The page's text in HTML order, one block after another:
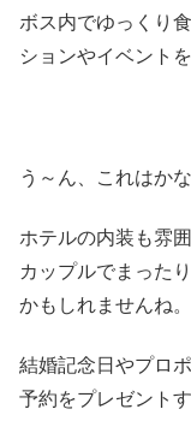
ボス内でゆっくり
ションやイベント
う～ん、これはか
ホテルの内装も雰
カップルでまった
かもしれませんね。
結婚記念日やプロ
予約をプレゼント